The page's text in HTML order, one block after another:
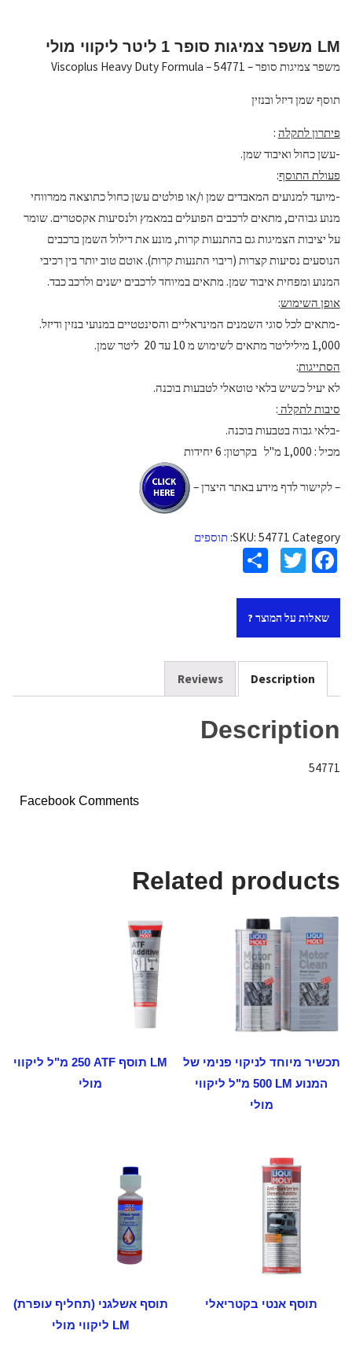
LM משפר צמיגות סופר 1 ליטר ליקווי מולי
משפר צמיגות סופר – 54771 – Viscoplus Heavy Duty Formula
תוסף שמן דיזל ובנזין
פיתרון לתקלה :
-עשן כחול ואיבוד שמן.
פעולת התוסף:
-מיועד למנועים המאבדים שמן ו/או פולטים עשן כחול כתוצאה ממרווחי
מנוע גבוהים, מתאים לרכבים הפועלים במאמץ ולנסיעות אקסטרים. שומר
על יציבות הצמיגות גם בהתנעות קרות, מונע את דילול השמן ברכבים
הנוסעים נסיעות קצרות (ריבוי התנעות קרות). אוטם טוב יותר בין רכיבי
המנוע ומפחית איבוד שמן. מתאים במיוחד לרכבים ישנים ולרכב כבד.
אופן השימוש:
-מתאים לכל סוגי השמנים המינראליים והסינטטיים במנועי בנזין ודיזל.
1,000 מיליליטר מתאים לשימוש מ 10 עד 20 ליטר שמן.
הסתייגות:
לא יעיל כשיש בלאי טוטאלי לטבעות בוכנה.
סיבות לתקלה :
-בלאי גבוה בטבעות בוכנה.
מכיל : 1,000 מ"ל בקרטון: 6 יחידות
– לקישור לדף מידע באתר היצרן –
SKU: 54771 Category: תוספים
Fa
b
o
o
k
T
tt
er
e
שאלות על המוצר ?
Description
Reviews
Description
54771
Facebook Comments
Related products
תכשיר מיוחד לניקוי פנימי של
המנוע ‏LM ‏500 מ"ל ליקווי
מולי
LM תוסף ‏ATF ‏250 מ"ל ליקווי
מולי
תוסף אנטי בקטריאלי
תוסף אשלגני (תחליף עופרת)
LM ליקווי מולי